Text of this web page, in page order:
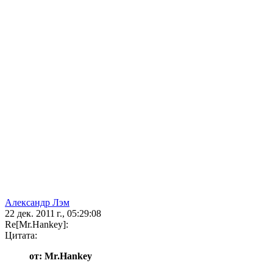
Александр Лэм
22 дек. 2011 г., 05:29:08
Re[Mr.Hankey]:
Цитата:
от: Mr.Hankey